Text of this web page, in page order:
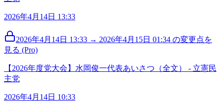
2026年4月14日 13:33
2026年4月14日 13:33 → 2026年4月15日 01:34 の変更点を
見る (Pro)
【2026年度党大会】水岡俊一代表あいさつ（全文） - 立憲民
主党
2026年4月14日 10:33